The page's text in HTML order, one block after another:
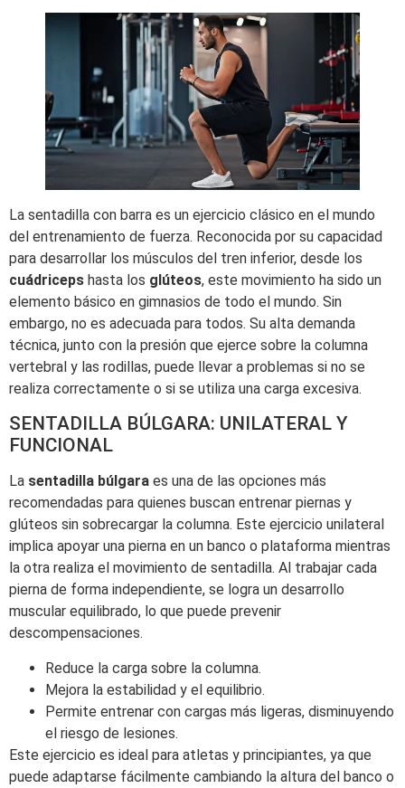
La sentadilla con barra es un ejercicio clásico en el mundo
del entrenamiento de fuerza. Reconocida por su capacidad
para desarrollar los músculos del tren inferior, desde los
cuádriceps hasta los glúteos, este movimiento ha sido un
elemento básico en gimnasios de todo el mundo. Sin
embargo, no es adecuada para todos. Su alta demanda
técnica, junto con la presión que ejerce sobre la columna
vertebral y las rodillas, puede llevar a problemas si no se
realiza correctamente o si se utiliza una carga excesiva.
SENTADILLA BÚLGARA: UNILATERAL Y
FUNCIONAL
La sentadilla búlgara es una de las opciones más
recomendadas para quienes buscan entrenar piernas y
glúteos sin sobrecargar la columna. Este ejercicio unilateral
implica apoyar una pierna en un banco o plataforma mientras
la otra realiza el movimiento de sentadilla. Al trabajar cada
pierna de forma independiente, se logra un desarrollo
muscular equilibrado, lo que puede prevenir
descompensaciones.
Reduce la carga sobre la columna.
Mejora la estabilidad y el equilibrio.
Permite entrenar con cargas más ligeras, disminuyendo
el riesgo de lesiones.
Este ejercicio es ideal para atletas y principiantes, ya que
puede adaptarse fácilmente cambiando la altura del banco o